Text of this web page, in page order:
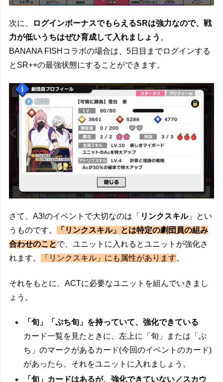
次に、
ログインボーナスでもらえるSRは強力なので、戦
力が低いうちはぜひ育成して入れましょう 。
BANANA FISHコラボの場合は、5日目までログインする
とSR++の最強状態にすることができます。
さて、A3!のイベントで大切なのは「 リンクスキル」とい
うものです。
「リンクスキル」とは特定の劇団員の組み
合わせのことで、ユニットに入れるとユニットが強化さ
れます。
「リンクスキル」にも属性があります。
それをもとに、ACTに必要なユニットを組んでいきまし
ょう。
「旬」「ぷち旬」を持っていて、強化できている
カード一覧を見たときに、左上に「旬」または「ぷ
ち」のマークがあるカード(今回のイベントのカード)
があったら、それをユニットに入れましょう。
「旬」カードはあるが、強化できていない／スカウ